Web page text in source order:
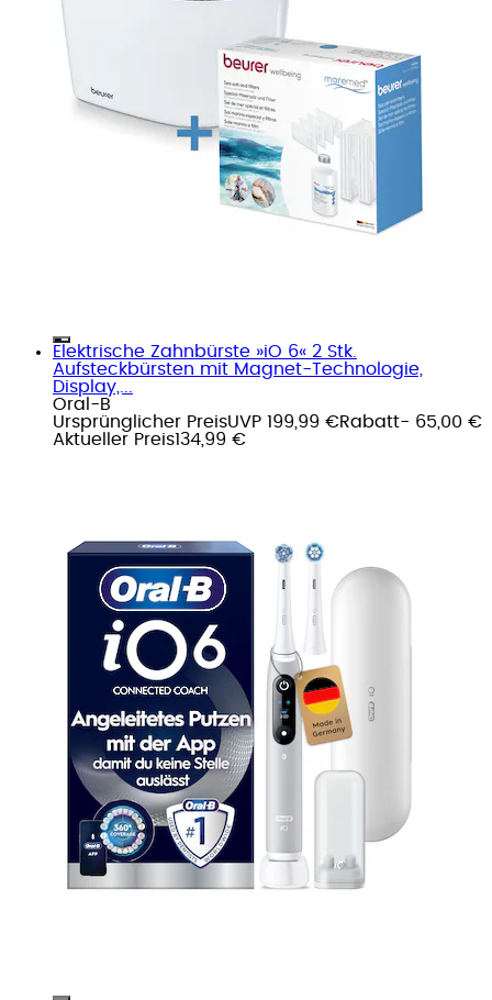
Elektrische Zahnbürste »iO 6« 2 Stk.
Aufsteckbürsten mit Magnet-Technologie,
Display,...
Oral-B
Ursprünglicher PreisUVP 199,99 €Rabatt- 65,00 €
Aktueller Preis134,99 €